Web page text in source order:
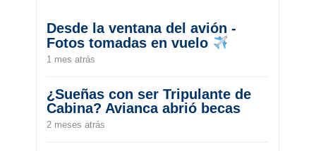
Desde la ventana del avión -
Fotos tomadas en vuelo
1 mes atrás
¿Sueñas con ser Tripulante de
Cabina? Avianca abrió becas
2 meses atrás